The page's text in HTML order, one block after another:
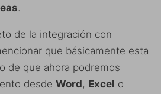
.
de la integración con
que básicamente esta
de que ahora podremos
desde Word, Excel o